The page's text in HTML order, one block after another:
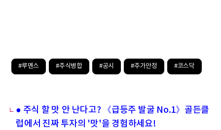
#루멘스 #주식병합 #공시 #주가안정 #코스닥
● 주식 할 맛 안 난다고? 《급등주 발굴 No.1》골든클
럽에서 진짜 투자의 '맛'을 경험하세요!